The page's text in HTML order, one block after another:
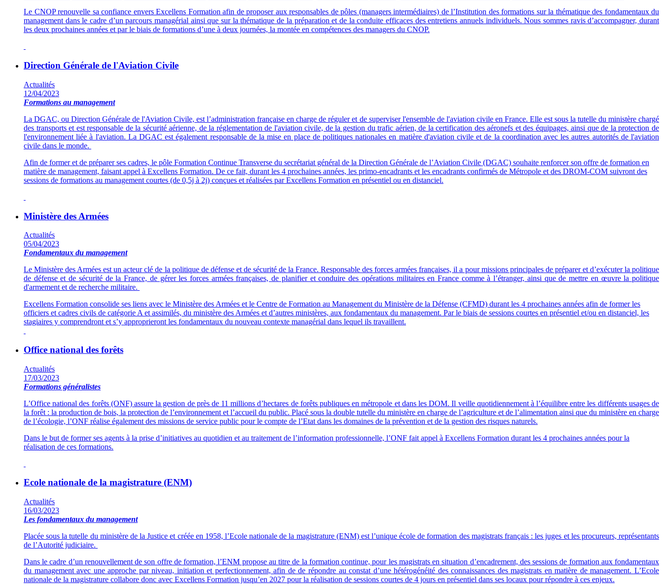
Le CNOP renouvelle sa confiance envers Excellens Formation afin de proposer aux responsables de pôles (managers intermédiaires) de l’Institution des formations sur la thématique des fondamentaux du
management dans le cadre d’un parcours managérial ainsi que sur la thématique de la préparation et de la conduite efficaces des entretiens annuels individuels. Nous sommes ravis d’accompagner, durant
les deux prochaines années et par le biais de formations d’une à deux journées, la montée en compétences des managers du CNOP.
Direction Générale de l'Aviation Civile
Actualités
12/04/2023
Formations au management
La DGAC, ou Direction Générale de l'Aviation Civile, est l’administration française en charge de réguler et de superviser l'ensemble de l'aviation civile en France. Elle est sous la tutelle du ministère chargé
des transports et est responsable de la sécurité aérienne, de la réglementation de l'aviation civile, de la gestion du trafic aérien, de la certification des aéronefs et des équipages, ainsi que de la protection de
l'environnement liée à l'aviation. La DGAC est également responsable de la mise en place de politiques nationales en matière d'aviation civile et de la coordination avec les autres autorités de l'aviation
civile dans le monde.
Afin de former et de préparer ses cadres, le pôle Formation Continue Transverse du secrétariat général de la Direction Générale de l’Aviation Civile (DGAC) souhaite renforcer son offre de formation en
matière de management, faisant appel à Excellens Formation. De ce fait, durant les 4 prochaines années, les primo-encadrants et les encadrants confirmés de Métropole et des DROM-COM suivront des
sessions de formations au management courtes (de 0,5j à 2j) conçues et réalisées par Excellens Formation en présentiel ou en distanciel.
Ministère des Armées
Actualités
05/04/2023
Fondamentaux du management
Le Ministère des Armées est un acteur clé de la politique de défense et de sécurité de la France. Responsable des forces armées françaises, il a pour missions principales de préparer et d’exécuter la politique
de défense et de sécurité de la France, de gérer les forces armées françaises, de planifier et conduire des opérations militaires en France comme à l’étranger, ainsi que de mettre en œuvre la politique
d'armement et de recherche militaire.
Excellens Formation consolide ses liens avec le Ministère des Armées et le Centre de Formation au Management du Ministère de la Défense (CFMD) durant les 4 prochaines années afin de former les
officiers et cadres civils de catégorie A et assimilés, du ministère des Armées et d’autres ministères, aux fondamentaux du management. Par le biais de sessions courtes en présentiel et/ou en distanciel, les
stagiaires y comprendront et s’y approprieront les fondamentaux du nouveau contexte managérial dans lequel ils travaillent.
Office national des forêts
Actualités
17/03/2023
Formations généralistes
L’Office national des forêts (ONF) assure la gestion de près de 11 millions d’hectares de forêts publiques en métropole et dans les DOM. Il veille quotidiennement à l’équilibre entre les différents usages de
la forêt : la production de bois, la protection de l’environnement et l’accueil du public. Placé sous la double tutelle du ministère en charge de l’agriculture et de l’alimentation ainsi que du ministère en charge
de l’écologie, l’ONF réalise également des missions de service public pour le compte de l’Etat dans les domaines de la prévention et de la gestion des risques naturels.
Dans le but de former ses agents à la prise d’initiatives au quotidien et au traitement de l’information professionnelle, l’ONF fait appel à Excellens Formation durant les 4 prochaines années pour la
réalisation de ces formations.
Ecole nationale de la magistrature (ENM)
Actualités
16/03/2023
Les fondamentaux du management
Placée sous la tutelle du ministère de la Justice et créée en 1958, l’Ecole nationale de la magistrature (ENM) est l’unique école de formation des magistrats français : les juges et les procureurs, représentants
de l’Autorité judiciaire.
Dans le cadre d’un renouvellement de son offre de formation, l’ENM propose au titre de la formation continue, pour les magistrats en situation d’encadrement, des sessions de formation aux fondamentaux
du management avec une approche par niveau, initiation et perfectionnement, afin de de répondre au constat d’une hétérogénéité des connaissances des magistrats en matière de management. L’Ecole
nationale de la magistrature collabore donc avec Excellens Formation jusqu’en 2027 pour la réalisation de sessions courtes de 4 jours en présentiel dans ses locaux pour répondre à ces enjeux.